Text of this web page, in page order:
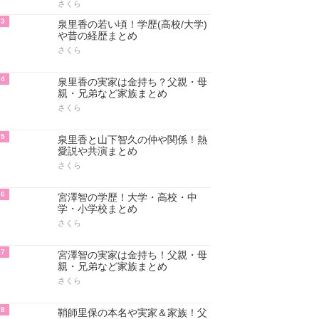
さくら
3
泉里香の若い頃！学歴(高校/大学)
や昔の経歴まとめ
さくら
4
泉里香の実家は金持ち？父親・母
親・兄弟など家族まとめ
さくら
5
泉里香と山下智久の仲や関係！熱
愛説や共演まとめ
さくら
6
宮澤智の学歴！大学・高校・中
学・小学校まとめ
さくら
7
宮澤智の実家は金持ち！父親・母
親・兄弟など家族まとめ
さくら
8
鞘師里保の本名や実家＆家族！父